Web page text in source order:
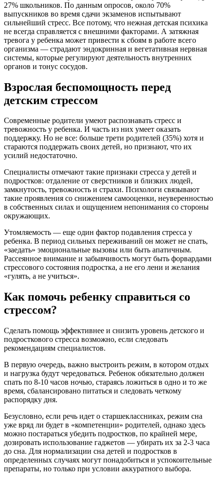
27% школьников. По данным опросов, около 70%
выпускников во время сдачи экзаменов испытывают
сильнейший стресс. Все потому, что нежная детская психика
не всегда справляется с внешними факторами. А затяжная
тревога у ребенка может привести к сбоям в работе всего
организма — страдают эндокринная и вегетативная нервная
системы, которые регулируют деятельность внутренних
органов и тонус сосудов.
Взрослая беспомощность перед
детским стрессом
Современные родители умеют распознавать стресс и
тревожность у ребенка. И часть из них умеет оказать
поддержку. Но не все: больше трети родителей (35%) хотя и
стараются поддержать своих детей, но признают, что их
усилий недостаточно.
Специалисты отмечают такие признаки стресса у детей и
подростков: отдаление от сверстников и близких людей,
замкнутость, тревожность и страхи. Психологи связывают
такие проявления со снижением самооценки, неуверенностью
в собственных силах и ощущением непонимания со стороны
окружающих.
Утомляемость — еще один фактор подавления стресса у
ребенка. В период сильных переживаний он может не спать,
«заедать» эмоциональные вызовы или быть апатичным.
Рассеянное внимание и забывчивость могут быть форвардами
стрессового состояния подростка, а не его лени и желания
«гулять, а не учиться».
Как помочь ребенку справиться со
стрессом?
Сделать помощь эффективнее и снизить уровень детского и
подросткового стресса возможно, если следовать
рекомендациям специалистов.
В первую очередь, важно выстроить режим, в котором отдых
и нагрузка будут чередоваться. Ребенок обязательно должен
спать по 8-10 часов ночью, стараясь ложиться в одно и то же
время, сбалансировано питаться и следовать четкому
распорядку дня.
Безусловно, если речь идет о старшеклассниках, режим сна
уже вряд ли будет в «компетенции» родителей, однако здесь
можно постараться убедить подростков, по крайней мере,
дозировать использование гаджетов — убирать их за 2-3 часа
до сна. Для нормализации сна детей и подростков в
определенных случаях могут понадобиться и успокоительные
препараты, но только при условии аккуратного выбора.